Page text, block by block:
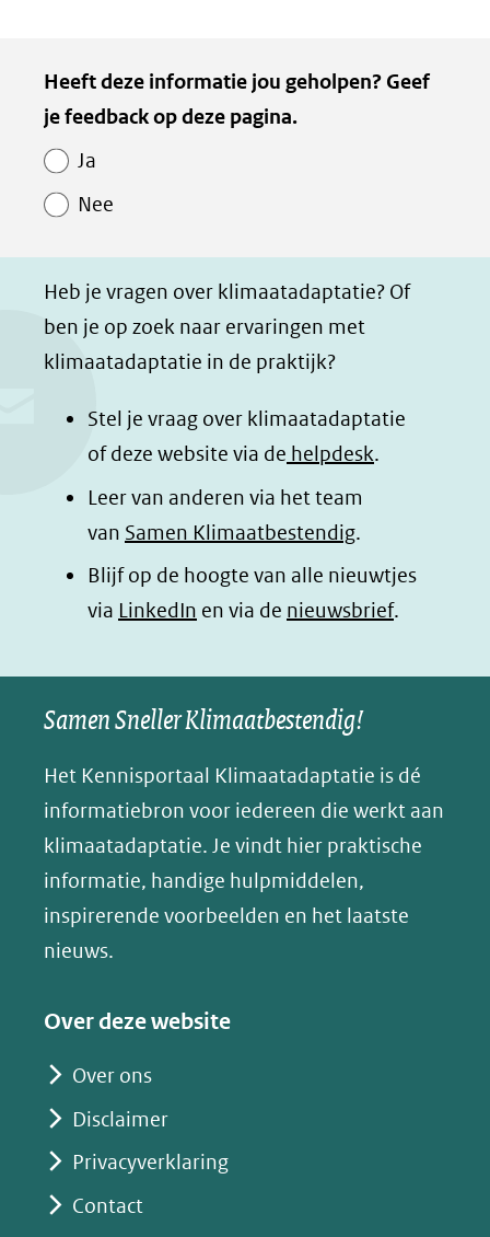
l
e
a
b
o
o
(opent
in
nieuw
venster)
naar
een
website)
l
e
i
d
I
(opent
in
nieuw
venster)
naar
een
website)
l
e
h
t
a
p
(opent
in
nieuw
venster)
naar
een
website)
z
e
n
d
l
e
o
p
B
l
e
s
y
(opent
in
nieuw
venster)
Kopie
van
Paginawaardering
Heeft deze informatie jou geholpen? Geef
je feedback op deze pagina.
Ja
Nee
Heb je vragen over klimaatadaptatie? Of
ben je op zoek naar ervaringen met
klimaatadaptatie in de praktijk?
Stel je vraag over klimaatadaptatie
of deze website via de helpdesk.
Leer van anderen via het team
van Samen Klimaatbestendig.
Blijf op de hoogte van alle nieuwtjes
via LinkedIn (opent
nieuw
venster)
naar
een
andere
website)
en via de nieuwsbrief.
Samen Sneller Klimaatbestendig!
Het Kennisportaal Klimaatadaptatie is dé
informatiebron voor iedereen die werkt aan
klimaatadaptatie. Je vindt hier praktische
informatie, handige hulpmiddelen,
inspirerende voorbeelden en het laatste
nieuws.
Over deze website
Over ons
Disclaimer
Privacyverklaring
Contact